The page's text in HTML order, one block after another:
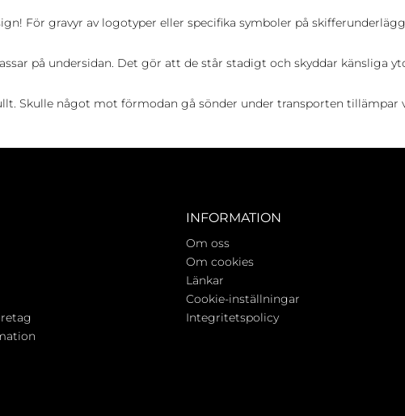
För gravyr av logotyper eller specifika symboler på
på undersidan. Det gör att de står stadigt och skyddar känsliga
Skulle något mot förmodan gå sönder under transporten
INFORMATION
Om oss
Om cookies
Länkar
Cookie-inställningar
Integritetspolicy